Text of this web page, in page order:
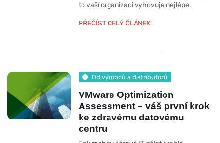
to vaší organizaci vyhovuje nejlépe.
PŘEČÍST CELÝ ČLÁNEK
Od výrobců a distributorů
VMware Optimization
Assessment – váš první krok
ke zdravému datovému
centru